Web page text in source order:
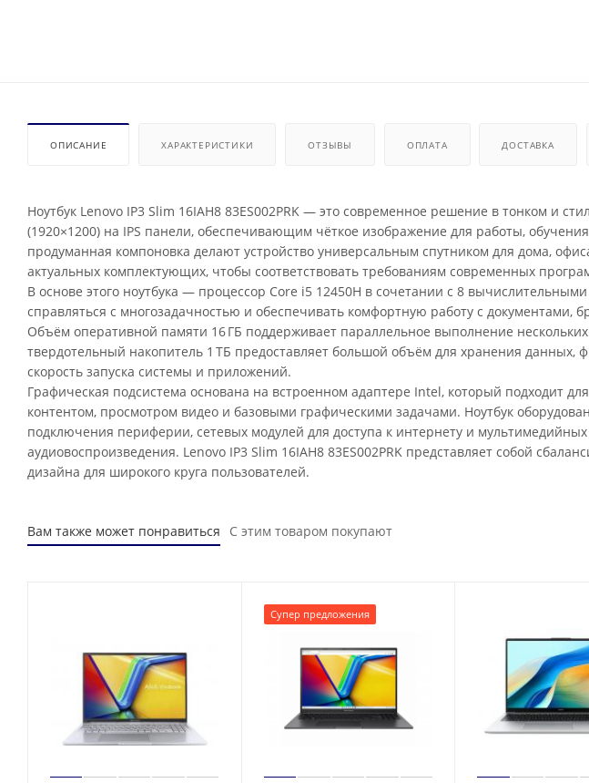
ОПИСАНИЕ ХАРАКТЕРИСТИКИ ОТЗЫВЫ ОПЛАТА ДОСТАВКА
Ноутбук Lenovo IP3 Slim 16IAH8 83ES002PRK — это современное решение в тонком и
(1920×1200) на IPS панели, обеспечивающим чёткое изображение для работы,
продуманная компоновка делают устройство универсальным спутником для дома,
актуальных комплектующих, чтобы соответствовать требованиям современных
В основе этого ноутбука — процессор Core i5 12450H в сочетании с 8
справляться с многозадачностью и обеспечивать комфортную работу с документами,
Объём оперативной памяти 16 ГБ поддерживает параллельное выполнение
твердотельный накопитель 1 ТБ предоставляет большой объём для хранения данных,
скорость запуска системы и приложений.
Графическая подсистема основана на встроенном адаптере Intel, который подходит
контентом, просмотром видео и базовыми графическими задачами. Ноутбук
подключения периферии, сетевых модулей для доступа к интернету и
аудиовоспроизведения. Lenovo IP3 Slim 16IAH8 83ES002PRK представляет собой
дизайна для широкого круга пользователей.
Вам также может понравиться С этим товаром покупают
Супер предложения